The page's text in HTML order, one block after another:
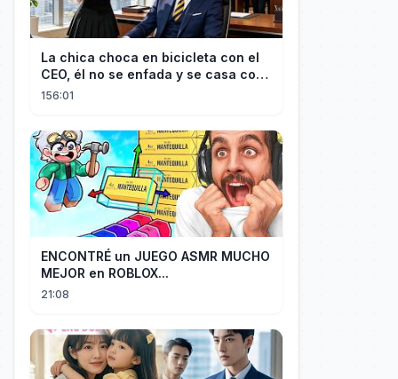
La chica choca en bicicleta con el
CEO, él no se enfada y se casa con
ella enseguida!
156:01
ENCONTRÉ un JUEGO ASMR MUCHO
MEJOR en ROBLOX...
21:08